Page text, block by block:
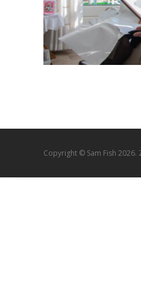
Copyright © Sam Fish 2026.